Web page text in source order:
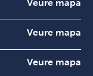
Veure mapa
Veure mapa
Veure mapa